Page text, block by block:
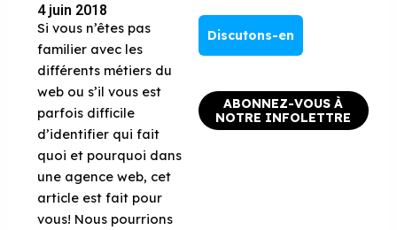
4 juin 2018
Si vous n’êtes pas
familier avec les
différents métiers du
web ou s’il vous est
parfois difficile
d’identifier qui fait
quoi et pourquoi dans
une agence web, cet
article est fait pour
vous! Nous pourrions
Discutons-en
ABONNEZ-VOUS À
NOTRE INFOLETTRE